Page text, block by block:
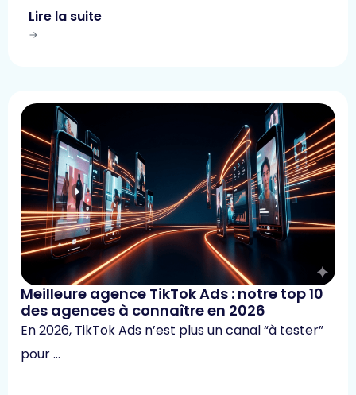
Lire la suite
Meilleure agence TikTok Ads : notre top 10
des agences à connaître en 2026
En 2026, TikTok Ads n’est plus un canal “à tester”
pour …